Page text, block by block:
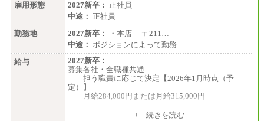
雇用形態
2027新卒： 正社員
中途： 正社員
勤務地
2027新卒：
・本店 〒211…
中途： ポジションによって勤務…
給与
2027新卒：
募集各社・全職種共通
担う職責に応じて決定【2026年1月時点（予
定）】
月給284,000円または月給315,000円
※入社後早期から、自律的な業務遂行が求めら
+ 続きを読む